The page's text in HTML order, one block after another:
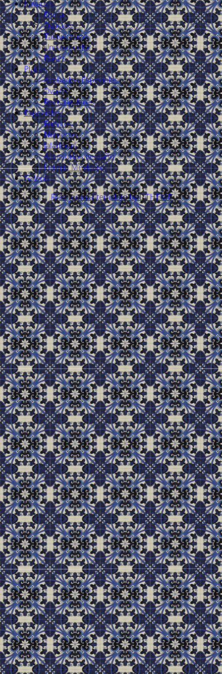
Lavabos
Dona
Ovalado
Talavereado
Un solo color
Bases
Placas
Acabados Especiales
Ovalos
Rectángulares
Especiales
Fuentes
Números
Jaladeras
Accesorios de baño
Lotería Mexicana
Galería
Free Joomla! template by L.THEME